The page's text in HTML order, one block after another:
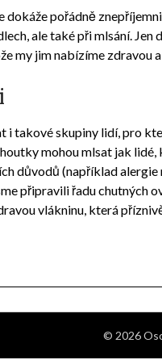
pořádně
ale také při mlsání. Jen
my jim nabízíme zdravou
i takové skupiny lidí, pro
mohou mlsat jak
důvodů (například
připravili řadu chutných
vlákninu, která
© 2026